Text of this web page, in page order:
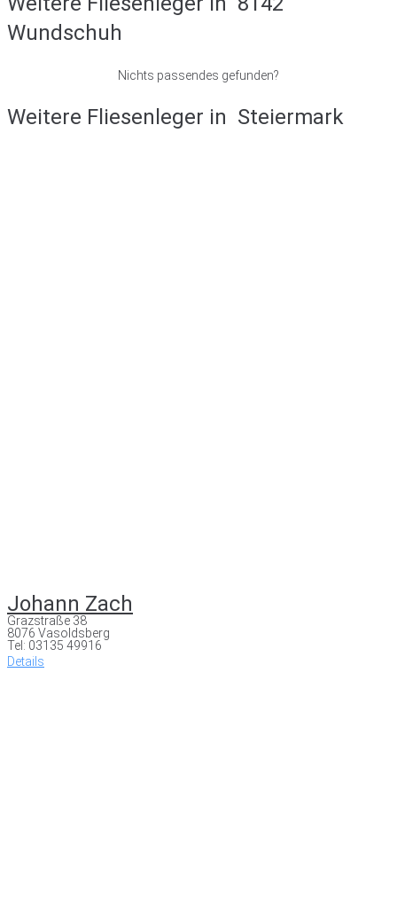
Wundschuh
Nichts passendes gefunden?
Weitere Fliesenleger in Steiermark
Johann Zach
Grazstraße 38
8076 Vasoldsberg
Tel: 03135 49916
Details